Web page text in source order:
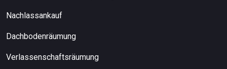
Nachlassankauf
Dachbodenräumung
Verlassenschaftsräumung